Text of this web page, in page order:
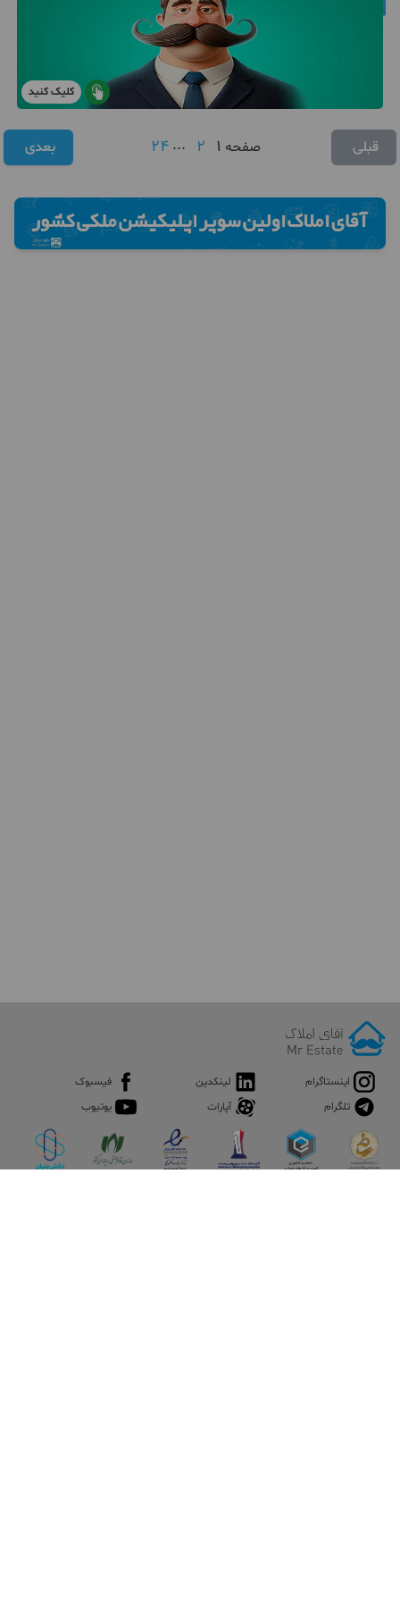
کلیک کنید
قبلی صفحه 1
2
...
24 بعدی
اینستاگرام لینکدین
فیسبوک
تلگرام
آپارات یوتیوب